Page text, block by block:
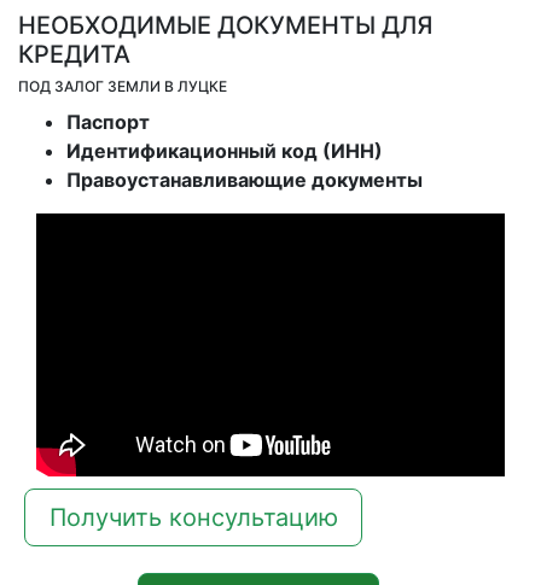
НЕОБХОДИМЫЕ ДОКУМЕНТЫ ДЛЯ
КРЕДИТА
ПОД ЗАЛОГ ЗЕМЛИ В ЛУЦКЕ
Паспорт
Идентификационный код (ИНН)
Правоустанавливающие документы
Получить консультацию